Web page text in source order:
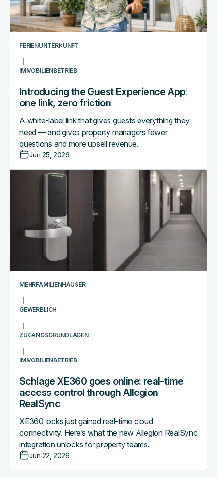
FERIENUNTERKUNFT
IMMOBILIENBETRIEB
Introducing the Guest Experience App:
one link, zero friction
A white-label link that gives guests everything they
need — and gives property managers fewer
questions and more upsell revenue.
Jun 25, 2026
link,
zero
friction
MEHRFAMILIENHÄUSER
GEWERBLICH
ZUGANGSGRUNDLAGEN
IMMOBILIENBETRIEB
Schlage XE360 goes online: real-time
access control through Allegion
RealSync
XE360 locks just gained real-time cloud
connectivity. Here’s what the new Allegion RealSync
integration unlocks for property teams.
Jun 22, 2026